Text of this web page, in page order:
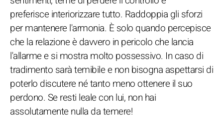
preferisce interiorizzare tutto. Raddoppia gli sforzi
per mantenere l'armonia. È solo quando percepisce
che la relazione è davvero in pericolo che lancia
l'allarme e si mostra molto possessivo. In caso di
tradimento sarà temibile e non bisogna aspettarsi di
poterlo discutere né tanto meno ottenere il suo
perdono. Se resti leale con lui, non hai
assolutamente nulla da temere!